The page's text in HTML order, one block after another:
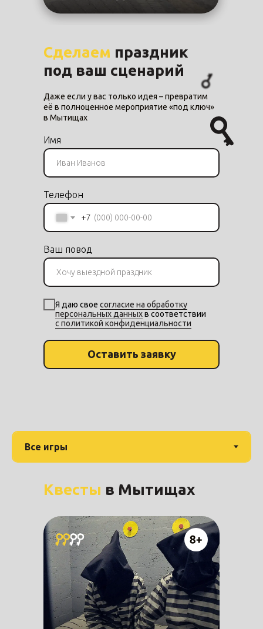
Сделаем праздник
под ваш сценарий
Даже если у вас только идея – превратим
её в полноценное мероприятие «под ключ»
в Мытищах
Имя
Телефон
+7
Ваш повод
Я даю свое согласие на обработку
персональных данныхв соответствии
с политикой конфиденциальности
Оставить заявку
Квесты в Мытищах